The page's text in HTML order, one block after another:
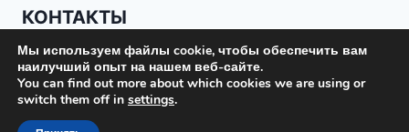
КОНТАКТЫ
+7 926 337-70-88
+7 903 619-75-37
eskosplus@mail.ru
Мы используем файлы cookie, чтобы обеспечить вам
наилучший опыт на нашем веб-сайте.
You can find out more about which cookies we are using or
switch them off in settings.